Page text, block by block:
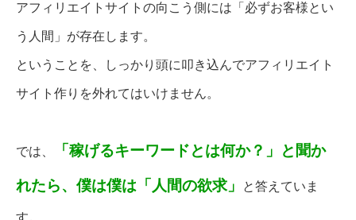
アフィリエイトサイトの向こう側には「必ずお客様とい
う人間」が存在します。
ということを、しっかり頭に叩き込んでアフィリエイト
サイト作りを外れてはいけません。
では、 「稼げるキーワードとは何か？」と聞か
れたら、僕は僕は「人間の欲求」 と答えていま